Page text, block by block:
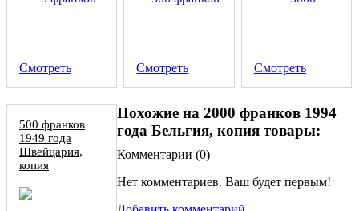
Смотреть Смотреть Смотреть
500 франков
1949 года
Швейцария,
копия
Похожие на 2000 франков 1994
года Бельгия, копия товары:
Комментарии (0)
Нет комментариев. Ваш будет первым!